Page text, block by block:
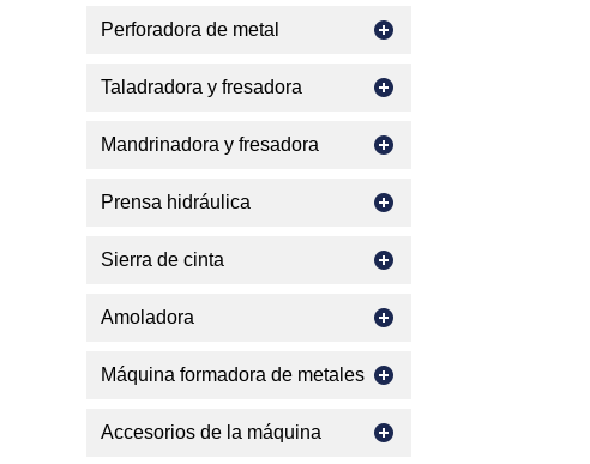
Perforadora de metal
Taladradora y fresadora
Mandrinadora y fresadora
Prensa hidráulica
Sierra de cinta
Amoladora
Máquina formadora de metales
Accesorios de la máquina